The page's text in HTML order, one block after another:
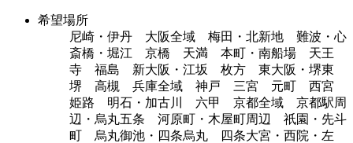
希望場所
尼崎・伊丹 大阪全域 梅田・北新地 難波・心
斎橋・堀江 京橋 天満 本町・南船場 天王
寺 福島 新大阪・江坂 枚方 東大阪・堺東
堺 高槻 兵庫全域 神戸 三宮 元町 西宮
姫路 明石・加古川 六甲 京都全域 京都駅周
辺・烏丸五条 河原町・木屋町周辺 祇園・先斗
町 烏丸御池・四条烏丸 四条大宮・西院・左